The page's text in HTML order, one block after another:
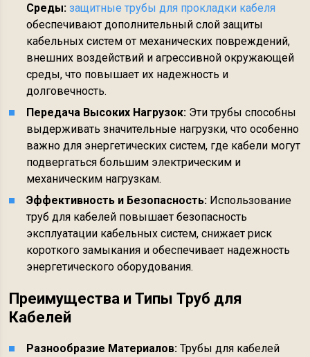
Среды:защитные трубы для прокладки кабеля
обеспечивают дополнительный слой защиты
кабельных систем от механических повреждений,
внешних воздействий и агрессивной окружающей
среды, что повышает их надежность и
долговечность.
Передача Высоких Нагрузок: Эти трубы способны
выдерживать значительные нагрузки, что особенно
важно для энергетических систем, где кабели могут
подвергаться большим электрическим и
механическим нагрузкам.
Эффективность и Безопасность: Использование
труб для кабелей повышает безопасность
эксплуатации кабельных систем, снижает риск
короткого замыкания и обеспечивает надежность
энергетического оборудования.
Преимущества и Типы Труб для
Кабелей
Разнообразие Материалов: Трубы для кабелей